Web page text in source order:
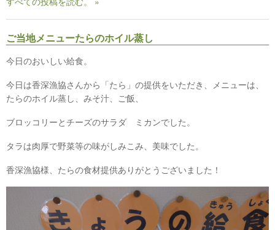
ご当地メニューたらのホイル蒸し
今日のおいしい給食。
今日は香深漁協さんから「たら」の提供をいただき、メニューは、
たらのホイル蒸し、みそ汁、ご飯、
ブロッコリーとチーズのサラダ ミカンでした。
タラは肉厚で野菜等の味がしみこみ、美味でした。
香深漁協様、たらの食材提供ありがとうございました！